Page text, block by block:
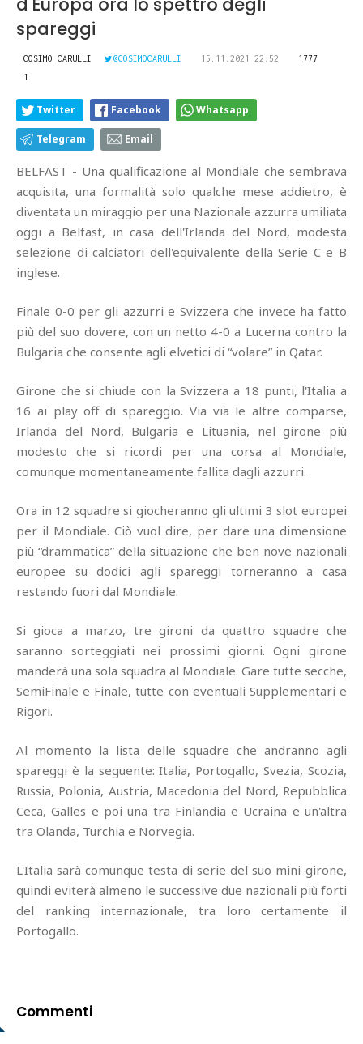
d'Europa ora lo spettro degli
spareggi
COSIMO CARULLI @COSIMOCARULLI 15.11.2021 22:52
1777
1
Twitter Facebook Whatsapp
Telegram Email
BELFAST - Una qualificazione al Mondiale che sembrava
acquisita, una formalità solo qualche mese addietro, è
diventata un miraggio per una Nazionale azzurra umiliata
oggi a Belfast, in casa dell'Irlanda del Nord, modesta
selezione di calciatori dell'equivalente della Serie C e B
inglese.
Finale 0-0 per gli azzurri e Svizzera che invece ha fatto
più del suo dovere, con un netto 4-0 a Lucerna contro la
Bulgaria che consente agli elvetici di “volare” in Qatar.
Girone che si chiude con la Svizzera a 18 punti, l'Italia a
16 ai play off di spareggio. Via via le altre comparse,
Irlanda del Nord, Bulgaria e Lituania, nel girone più
modesto che si ricordi per una corsa al Mondiale,
comunque momentaneamente fallita dagli azzurri.
Ora in 12 squadre si giocheranno gli ultimi 3 slot europei
per il Mondiale. Ciò vuol dire, per dare una dimensione
più “drammatica” della situazione che ben nove nazionali
europee su dodici agli spareggi torneranno a casa
restando fuori dal Mondiale.
Si gioca a marzo, tre gironi da quattro squadre che
saranno sorteggiati nei prossimi giorni. Ogni girone
manderà una sola squadra al Mondiale. Gare tutte secche,
SemiFinale e Finale, tutte con eventuali Supplementari e
Rigori.
Al momento la lista delle squadre che andranno agli
spareggi è la seguente: Italia, Portogallo, Svezia, Scozia,
Russia, Polonia, Austria, Macedonia del Nord, Repubblica
Ceca, Galles e poi una tra Finlandia e Ucraina e un'altra
tra Olanda, Turchia e Norvegia.
L'Italia sarà comunque testa di serie del suo mini-girone,
quindi eviterà almeno le successive due nazionali più forti
del ranking internazionale, tra loro certamente il
Portogallo.
Commenti